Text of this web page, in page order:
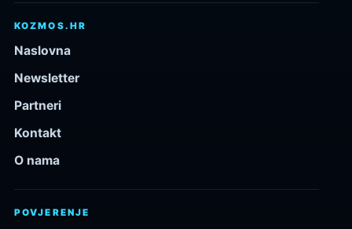
KOZMOS.HR
Naslovna
Newsletter
Partneri
Kontakt
O nama
POVJERENJE